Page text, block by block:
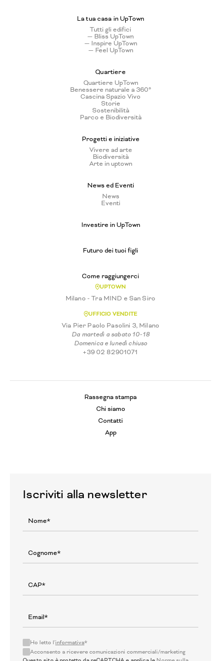
La tua casa in UpTown
Tutti gli edifici
— Bliss UpTown
— Inspire UpTown
— Feel UpTown
Quartiere
Quartiere UpTown
Benessere naturale a 360°
Cascina Spazio Vivo
Storie
Sostenibilità
Parco e Biodiversità
Progetti e iniziative
Vivere ad arte
Biodiversità
Arte in uptown
News ed Eventi
News
Eventi
Investire in UpTown
Futuro dei tuoi figli
Come raggiungerci
UPTOWN
Milano - Tra MIND e San Siro
UFFICIO VENDITE
Via Pier Paolo Pasolini 3, Milano
Da martedì a sabato 10-18
Domenica e lunedì chiuso
+39 02 82901071
Rassegna stampa
Chi siamo
Contatti
App
Iscriviti alla newsletter
Ho letto l'informativa*
Acconsento a ricevere comunicazioni commerciali/marketing